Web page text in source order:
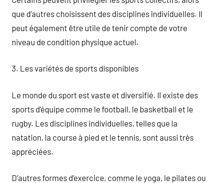
que d’autres choisissent des disciplines individuelles. Il
peut également être utile de tenir compte de votre
niveau de condition physique actuel.
3. Les variétés de sports disponibles
Le monde du sport est vaste et diversifié. Il existe des
sports d’équipe comme le football, le basketball et le
rugby. Les disciplines individuelles, telles que la
natation, la course à pied et le tennis, sont aussi très
appréciées.
D’autres formes d’exercice, comme le yoga, le pilates ou